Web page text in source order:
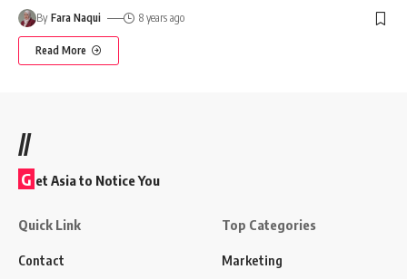
By Fara Naqui 8 years ago
Read More
//
G et Asia to Notice You
Quick Link
Contact
Top Categories
Marketing